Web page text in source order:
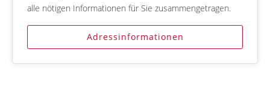
alle nötigen Informationen für Sie zusammengetragen.
Adressinformationen